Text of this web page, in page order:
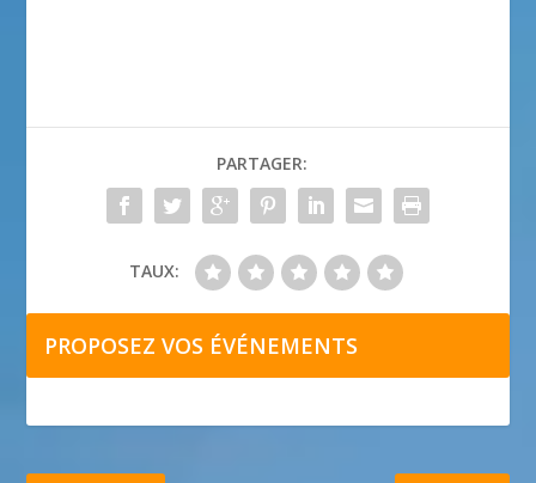
PARTAGER:
TAUX:
PROPOSEZ VOS ÉVÉNEMENTS